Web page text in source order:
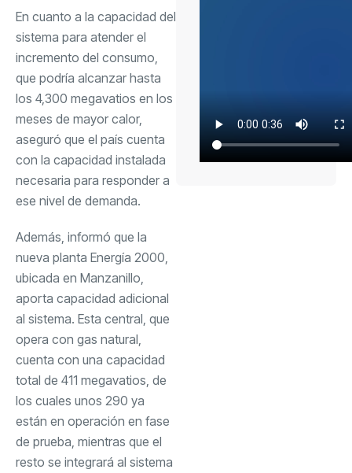
En cuanto a la capacidad del
sistema para atender el
incremento del consumo,
que podría alcanzar hasta
los 4,300 megavatios en los
meses de mayor calor,
aseguró que el país cuenta
con la capacidad instalada
necesaria para responder a
ese nivel de demanda.
Además, informó que la
nueva planta Energía 2000,
ubicada en Manzanillo,
aporta capacidad adicional
al sistema. Esta central, que
opera con gas natural,
cuenta con una capacidad
total de 411 megavatios, de
los cuales unos 290 ya
están en operación en fase
de prueba, mientras que el
resto se integrará al sistema